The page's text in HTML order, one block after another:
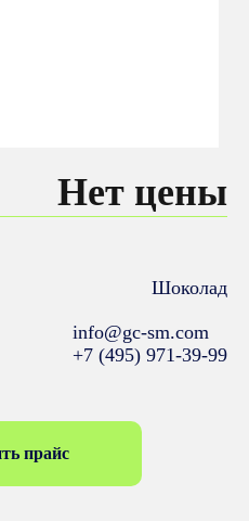
Нет цены
Шоколад
info@gc-sm.com
+7 (495) 971-39-99
прайс